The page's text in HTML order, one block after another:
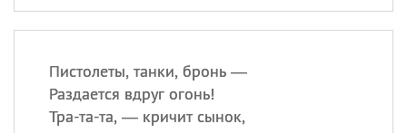
Пистолеты, танки, бронь —
Раздается вдруг огонь!
Тра-та-та, — кричит сынок,